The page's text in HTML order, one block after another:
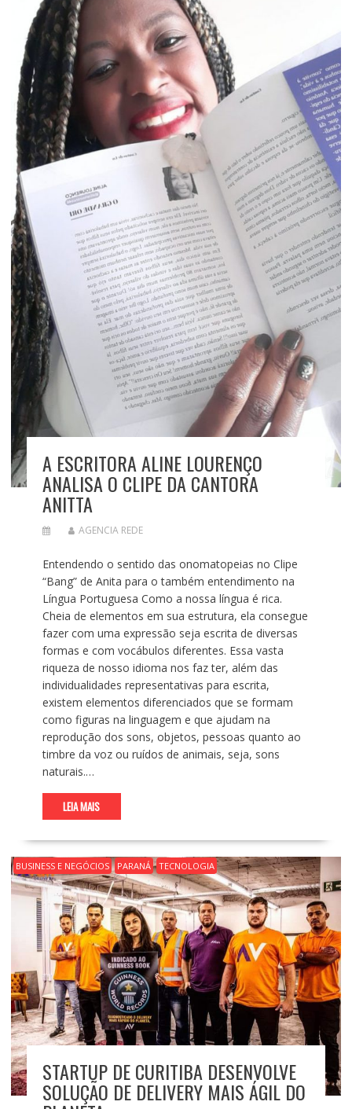
A ESCRITORA ALINE LOURENÇO
ANALISA O CLIPE DA CANTORA
ANITTA
AGENCIA REDE
Entendendo o sentido das onomatopeias no Clipe
“Bang” de Anita para o também entendimento na
Língua Portuguesa Como a nossa língua é rica.
Cheia de elementos em sua estrutura, ela consegue
fazer com uma expressão seja escrita de diversas
formas e com vocábulos diferentes. Essa vasta
riqueza de nosso idioma nos faz ter, além das
individualidades representativas para escrita,
existem elementos diferenciados que se formam
como figuras na linguagem e que ajudam na
reprodução dos sons, objetos, pessoas quanto ao
timbre da voz ou ruídos de animais, seja, sons
naturais.…
LEIA MAIS
BUSINESS E NEGÓCIOS PARANÁ TECNOLOGIA
STARTUP DE CURITIBA DESENVOLVE
SOLUÇÃO DE DELIVERY MAIS ÁGIL DO